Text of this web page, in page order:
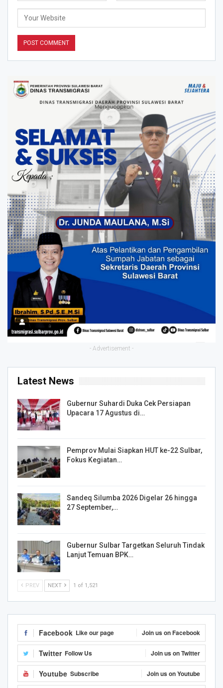
- Advertisement -
Latest News
Gubernur Suhardi Duka Cek Persiapan
Upacara 17 Agustus di…
Pemprov Mulai Siapkan HUT ke-22 Sulbar,
Fokus Kegiatan…
Sandeq Silumba 2026 Digelar 26 hingga
27 September,…
Gubernur Sulbar Targetkan Seluruh Tindak
Lanjut Temuan BPK…
PREV NEXT 1 of 1,521
Facebook Like our page Join us on Facebook
Twitter Follow Us Join us on Twitter
Youtube Subscribe Join us on Youtube